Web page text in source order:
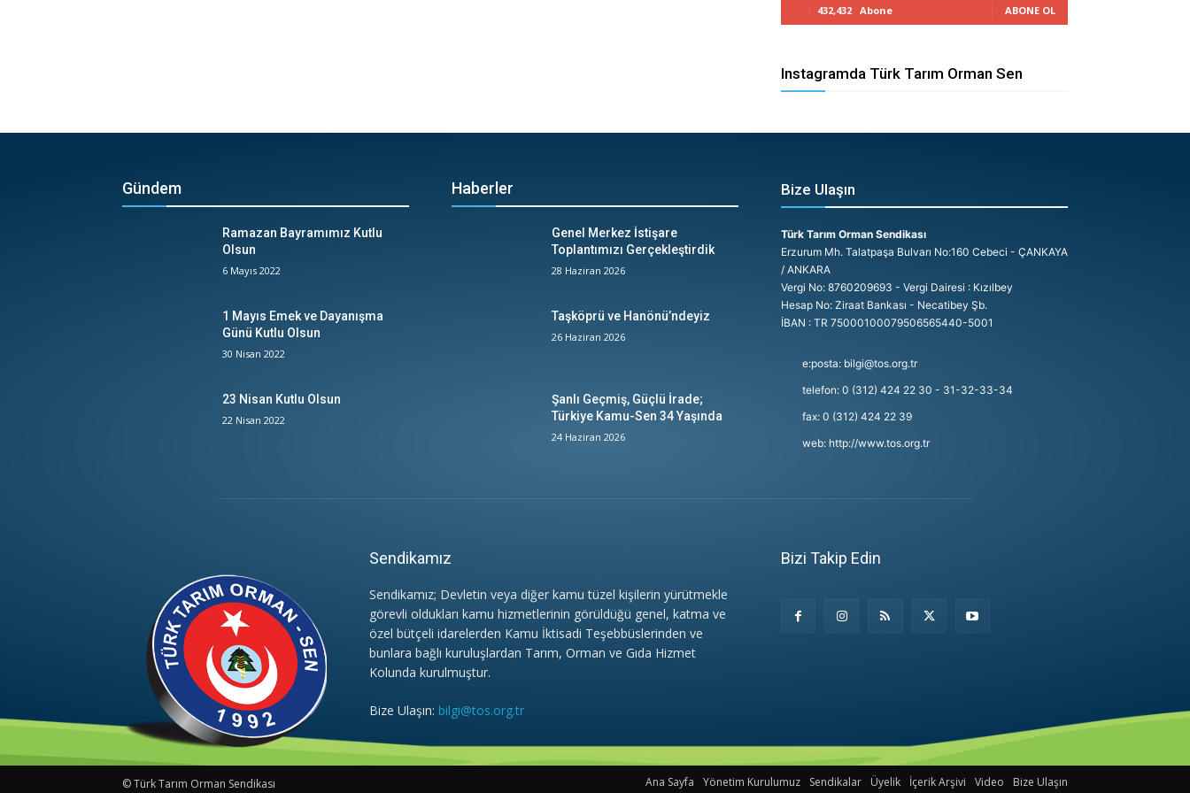
432,432 Abone ABONE OL
Instagramda Türk Tarım Orman Sen
Gündem
Ramazan Bayramımız Kutlu
Olsun
6 Mayıs 2022
1 Mayıs Emek ve Dayanışma
Günü Kutlu Olsun
30 Nisan 2022
23 Nisan Kutlu Olsun
22 Nisan 2022
Haberler
Genel Merkez İstişare
Toplantımızı Gerçekleştirdik
28 Haziran 2026
Taşköprü ve Hanönü’ndeyiz
26 Haziran 2026
Şanlı Geçmiş, Güçlü İrade;
Türkiye Kamu-Sen 34 Yaşında
24 Haziran 2026
Bize Ulaşın
Türk Tarım Orman Sendikası
Erzurum Mh. Talatpaşa Bulvarı No:160 Cebeci - ÇANKAYA
/ ANKARA
Vergi No: 8760209693 - Vergi Dairesi : Kızılbey
Hesap No: Ziraat Bankası - Necatibey Şb.
İBAN : TR 75000100079506565440-5001
e:posta: bilgi@tos.org.tr
telefon: 0 (312) 424 22 30 - 31-32-33-34
fax: 0 (312) 424 22 39
web: http://www.tos.org.tr
Sendikamız
Sendikamız; Devletin veya diğer kamu tüzel kişilerin yürütmekle
görevli oldukları kamu hizmetlerinin görüldüğü genel, katma ve
özel bütçeli idarelerden Kamu İktisadi Teşebbüslerinden ve
bunlara bağlı kuruluşlardan Tarım, Orman ve Gıda Hizmet
Kolunda kurulmuştur.
Bize Ulaşın: bilgi@tos.org.tr
Bizi Takip Edin
© Türk Tarım Orman Sendikası Ana Sayfa Yönetim Kurulumuz Sendikalar Üyelik İçerik Arşivi Video Bize Ulaşın